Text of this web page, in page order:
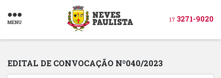
MENU 17 3271-9020
EDITAL DE CONVOCAÇÃO Nº040/2023